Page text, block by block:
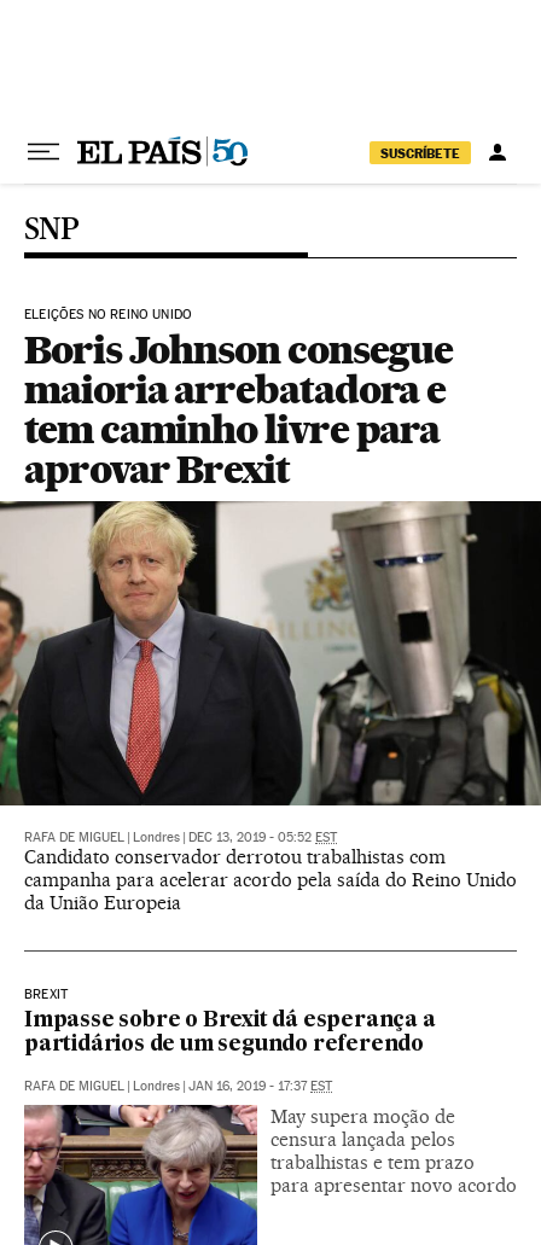
SUSCRÍBETE
SNP
ELEIÇÕES NO REINO UNIDO
Boris Johnson consegue
maioria arrebatadora e
tem caminho livre para
aprovar Brexit
RAFA DE MIGUEL Londres DEC 13, 2019 - 05:52 EST
Candidato conservador derrotou trabalhistas com
campanha para acelerar acordo pela saída do Reino Unido
da União Europeia
BREXIT
Impasse sobre o Brexit dá esperança a
partidários de um segundo referendo
RAFA DE MIGUEL Londres JAN 16, 2019 - 17:37 EST
May supera moção de
censura lançada pelos
trabalhistas e tem prazo
para apresentar novo acordo